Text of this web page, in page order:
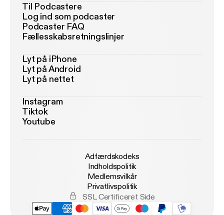
Til Podcastere
Log ind som podcaster
Podcaster FAQ
Fællesskabsretningslinjer
Lyt på iPhone
Lyt på Android
Lyt på nettet
Instagram
Tiktok
Youtube
Adfærdskodeks
Indholdspolitik
Medlemsvilkår
Privatlivspolitik
SSL Certificeret Side